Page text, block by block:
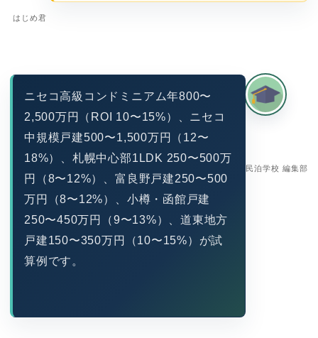
はじめ君
民泊学校 編集部
ニセコ高級コンドミニアム年800〜
2,500万円（ROI 10〜15%）、ニセコ
中規模戸建500〜1,500万円（12〜
18%）、札幌中心部1LDK 250〜500万
円（8〜12%）、富良野戸建250〜500
万円（8〜12%）、小樽・函館戸建
250〜450万円（9〜13%）、道東地方
戸建150〜350万円（10〜15%）が試
算例です。